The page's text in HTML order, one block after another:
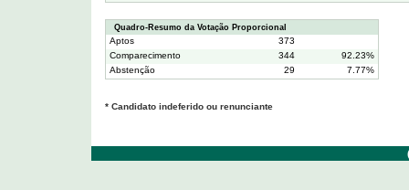
Quadro-Resumo da Votação Proporcional
Aptos
373
Comparecimento
344
92.23%
Abstenção
29 7.77%
* Candidato indeferido ou renunciante